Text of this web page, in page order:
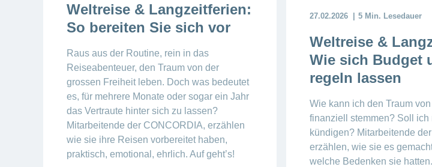
Weltreise & Langzeitferien:
So bereiten Sie sich vor
Raus aus der Routine, rein in das
Reiseabenteuer, den Traum von der
grossen Freiheit leben. Doch was bedeutet
es, für mehrere Monate oder sogar ein Jahr
das Vertraute hinter sich zu lassen?
Mitarbeitende der CONCORDIA, erzählen
wie sie ihre Reisen vorbereitet haben,
praktisch, emotional, ehrlich. Auf geht’s!
27.02.2026 5 Min. Lesedauer
Weltreise &
Wie sich Budget
regeln lassen
Wie kann ich den Traum
finanziell stemmen? Soll ich
kündigen? Mitarbeitende
erzählen, wie sie es
welche Bedenken sie hatten.